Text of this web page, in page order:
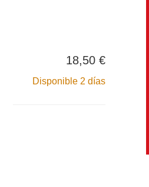
18,50 €
Disponible 2 días